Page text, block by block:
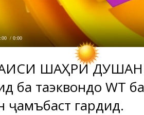
/ 0:00
ШАҲРИ
ба таэквондо WT
ҷамъбаст гардид.